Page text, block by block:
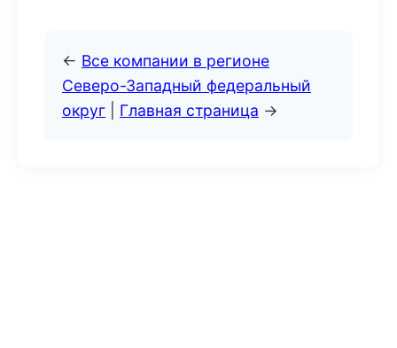
← Все компании в регионе
Северо-Западный федеральный
округ
Главная страница →